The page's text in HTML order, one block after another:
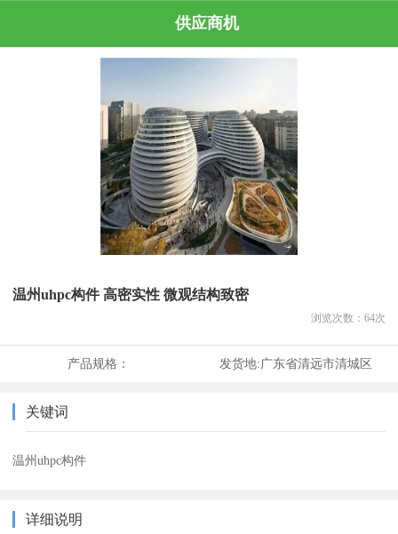
供应商机
温州uhpc构件 高密实性 微观结构致密
浏览次数： 64次
产品规格： 发货地:广东省清远市清城区
关键词
温州uhpc构件
详细说明